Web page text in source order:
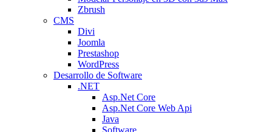
Zbrush
CMS
Divi
Joomla
Prestashop
WordPress
Desarrollo de Software
.NET
Asp.Net Core
Asp.Net Core Web Api
Java